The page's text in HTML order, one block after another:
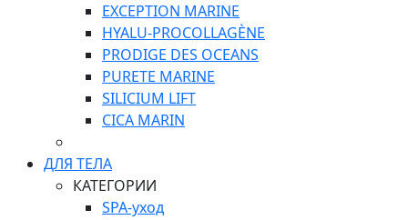
EXCEPTION MARINE
HYALU-PROCOLLAGÈNE
PRODIGE DES OCEANS
PURETE MARINE
SILICIUM LIFT
СICA MARIN
ДЛЯ ТЕЛА
КАТЕГОРИИ
SPA-уход